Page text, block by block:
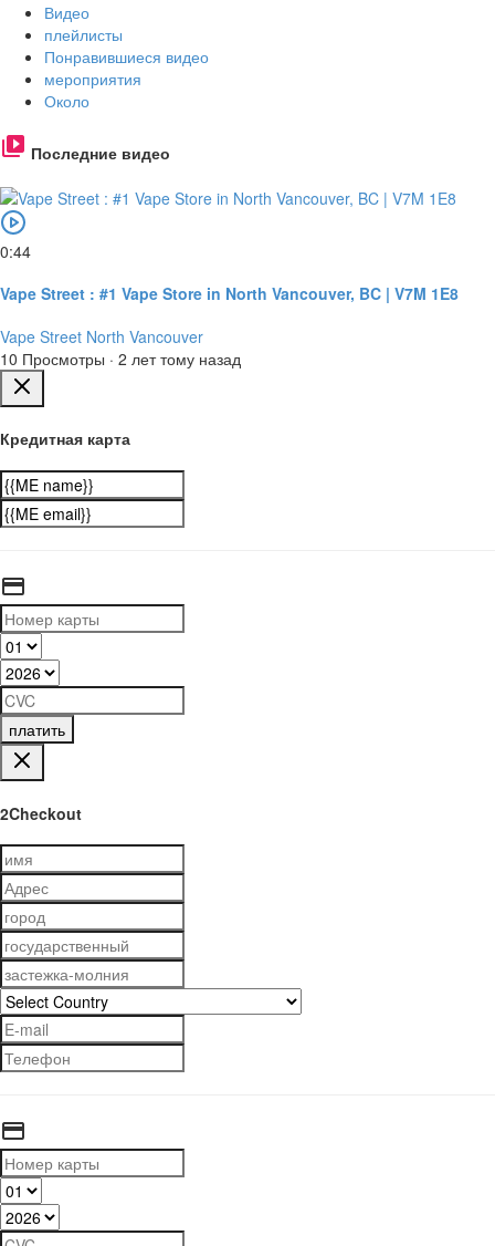
Видео
плейлисты
Понравившиеся видео
мероприятия
Около
Последние видео
0:44
Vape Street : #1 Vape Store in North Vancouver, BC | V7M 1E8
Vape Street North Vancouver
10 Просмотры · 2 лет тому назад
Кредитная карта
платить
2Checkout